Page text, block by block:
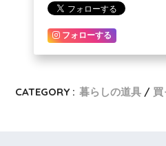
フォローする
CATEGORY : 暮らしの道具